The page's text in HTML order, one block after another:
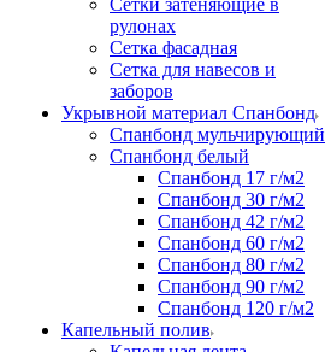
Сетки затеняющие в
рулонах
Сетка фасадная
Сетка для навесов и
заборов
Укрывной материал Спанбонд
Спанбонд мульчирующий
Спанбонд белый
Спанбонд 17 г/м2
Спанбонд 30 г/м2
Спанбонд 42 г/м2
Спанбонд 60 г/м2
Спанбонд 80 г/м2
Спанбонд 90 г/м2
Спанбонд 120 г/м2
Капельный полив